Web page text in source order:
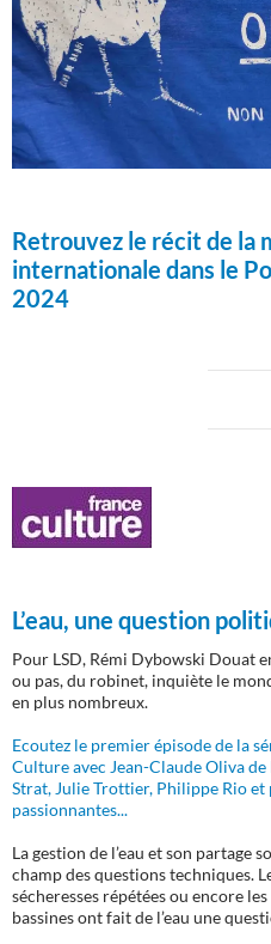
Retrouvez le récit de la
internationale dans le
2024
L’eau, une question
Pour LSD, Rémi Dybowski Douat
ou pas, du robinet, inquiète le
en plus nombreux.
Ecoutez le premier épisode de la
Culture avec Jean-Claude Oliva
Strat, Julie Trottier, Philippe Rio
passionnantes...
La gestion de l’eau et son partage
champ des questions techniques.
sécheresses répétées ou encore
bassines ont fait de l’eau une